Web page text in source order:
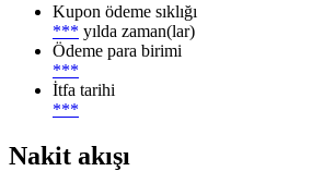
Kupon ödeme sıklığı
*** yılda zaman(lar)
Ödeme para birimi
***
İtfa tarihi
***
Nakit akışı